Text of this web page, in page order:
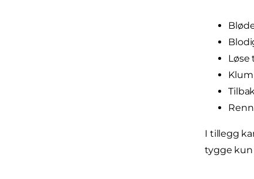
Løse
I tillegg
tygge kun